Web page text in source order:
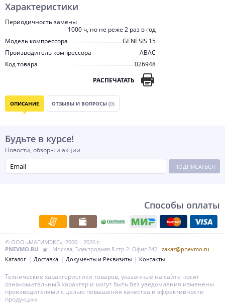
Характеристики
Периодичность замены
1000 ч, но не реже 2 раз в год
Модель компрессора
GENESIS 15
Производитель компрессора
ABAC
Код товара
026948
РАСПЕЧАТАТЬ
ОПИСАНИЕ ОТЗЫВЫ И ВОПРОСЫ (0)
Будьте в курсе!
Новости, обзоры и акции
ПОДПИСАТЬСЯ
Способы оплаты
© ООО «МАГИМЭКС», 2000 – 2026 г.
PNEVMO.RU –◉– Москва, Электродная 8 стр 2. Офис 242. zakaz@pnevmo.ru
Каталог
Доставка Документы и Реквизиты Контакты
Технические характеристики товаров, указанные на сайте носят
ознакомительный характер и могут быть без уведомления изменены
производителями с целью повышения качества и эффективности
продукции.